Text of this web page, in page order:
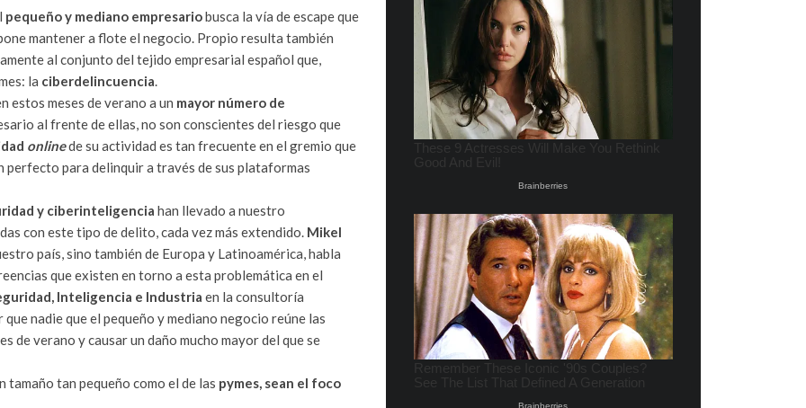
pequeño y mediano empresariobusca la vía de escape que
mantener a flote el negocio. Propio resulta también
al conjunto del tejido empresarial español que,
la ciberdelincuencia.
estos meses de verano a un mayor número de
al frente de ellas, no son conscientes del riesgo que
onlinede su actividad es tan frecuente en el gremio que
perfecto para delinquir a través de sus plataformas
y ciberinteligencia han llevado a nuestro
con este tipo de delito, cada vez más extendido. Mikel
país, sino también de Europa y Latinoamérica, habla
que existen en torno a esta problemática en el
Inteligencia e Industria en la consultoría
nadie que el pequeño y mediano negocio reúne las
de verano y causar un daño mucho mayor del que se
tamaño tan pequeño como el de las pymes, sean el foco